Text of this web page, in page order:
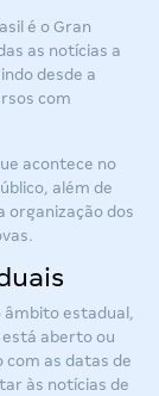
é o Gran
as notícias a
desde a
com
acontece no
além de
organização dos
âmbito estadual,
aberto ou
com as datas de
às notícias de